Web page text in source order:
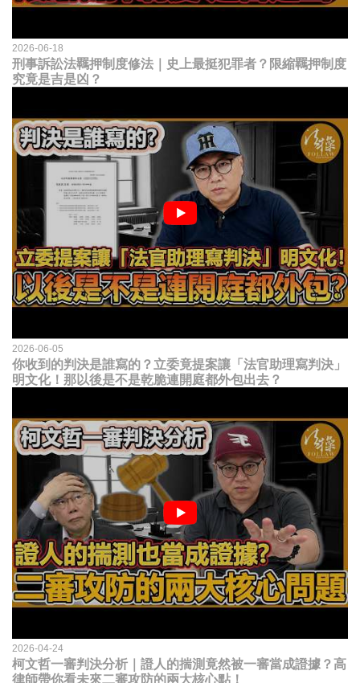
2026-06-18
刑事訴訟法羈押制度修法｜史上最挺犯罪者？限縮羈押制度
究竟是吉是凶？
2026-06-05
你收到的判決是誰寫的？立委竟提案讓「法官助理寫判決」
明文化！那以後是不是乾脆連開庭都外包出去？
2026-04-24
柯文哲一審判決分析｜證人的揣測竟然被一審當成證據？高
律師帶你看未來二審攻防的兩大核心點！